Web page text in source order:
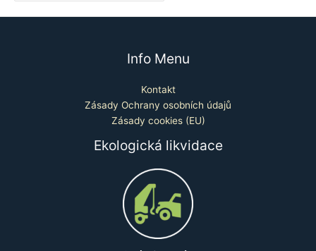
Info Menu
Kontakt
Zásady Ochrany osobních údajů
Zásady cookies (EU)
Ekologická likvidace